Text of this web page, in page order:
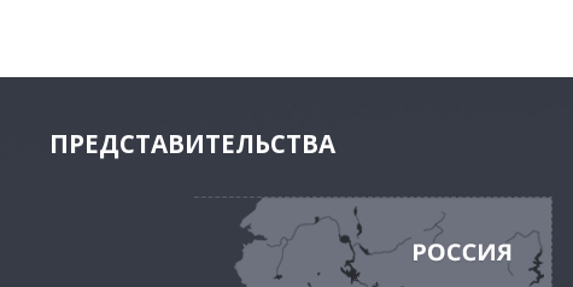
ПРЕДСТАВИТЕЛЬСТВА